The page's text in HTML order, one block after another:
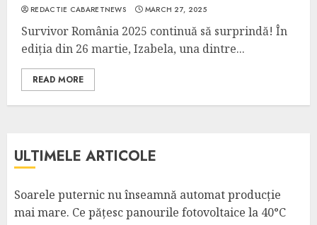
REDACTIE CABARETNEWS MARCH 27, 2025
Survivor România 2025 continuă să surprindă! În
ediția din 26 martie, Izabela, una dintre...
READ MORE
ULTIMELE ARTICOLE
Soarele puternic nu înseamnă automat producție
mai mare. Ce pățesc panourile fotovoltaice la 40°C